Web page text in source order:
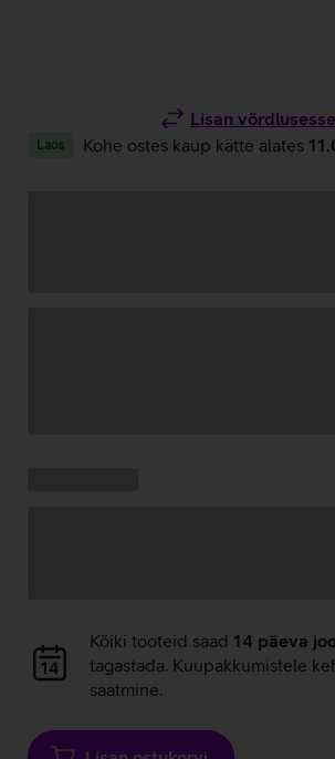
Lisan võrdlusesse
Laos Kohe ostes kaup kätte alates
Andmete
laadimine
Kõiki tooteid saad 14 päeva
tagastada. Kuupakkumistele
saatmine.